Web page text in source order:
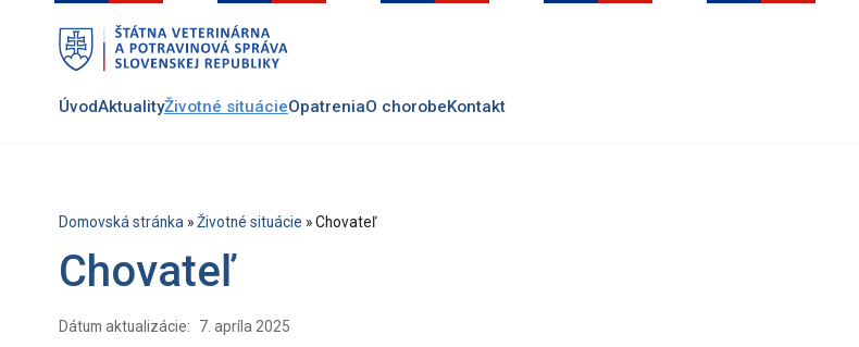
ÚvodAktualityŽivotné situácieOpatreniaO chorobeKontakt
Domovská stránka»Životné situácie »Chovateľ
Chovateľ
Dátum aktualizácie: 7. apríla 2025